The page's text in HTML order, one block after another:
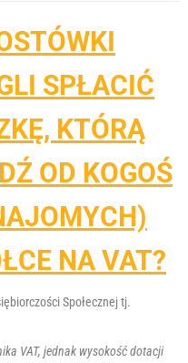
SPŁACIĆ
KTÓRĄ
OD KOGOŚ
NA VAT?
Społecznej tj.
VAT, jednak wysokość dotacji